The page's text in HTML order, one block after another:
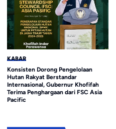
KABAR
Konsisten Dorong Pengelolaan
Hutan Rakyat Berstandar
Internasional, Gubernur Khofifah
Terima Penghargaan dari FSC Asia
Pacific